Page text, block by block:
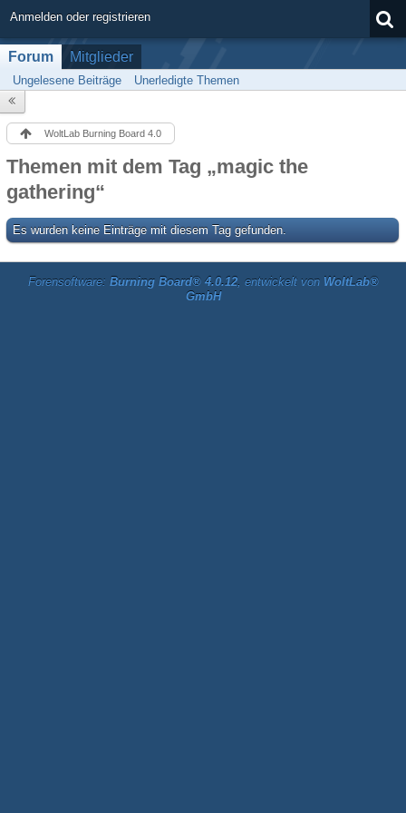
Anmelden oder registrieren
Forum Mitglieder
Ungelesene Beiträge Unerledigte Themen
WoltLab Burning Board 4.0
Themen mit dem Tag „magic the
gathering“
Es wurden keine Einträge mit diesem Tag gefunden.
Forensoftware: Burning Board® 4.0.12, entwickelt von WoltLab®
GmbH